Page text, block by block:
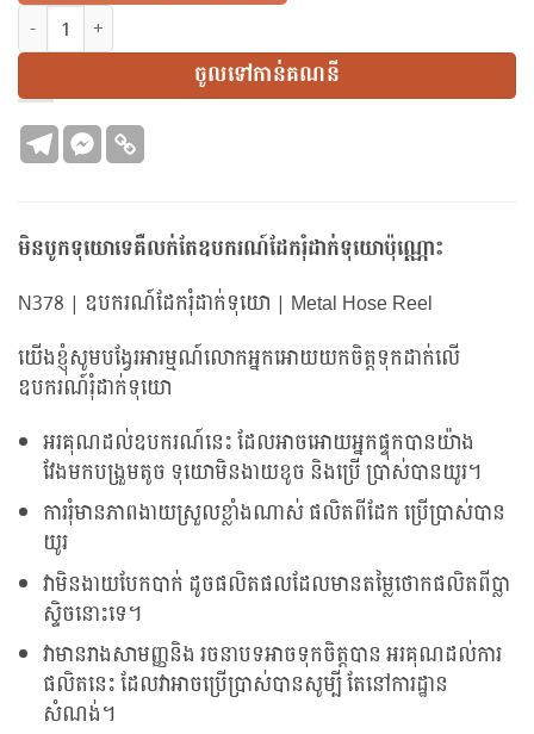
N378 | ឧបករណ៍រុំដាក់ទុយោ | Metal Hose Reel quantity
ចូលទៅកាន់គណនី
មិនបូកទុយោទេគឺលក់តែឧបករណ៍ដែករុំដាក់ទុយោប៉ុណ្ណោះ
N378 | ឧបករណ៍ដែករុំដាក់ទុយោ | Metal Hose Reel
យើងខ្ញុំសូមបង្វែរអារម្មណ៍លោកអ្នកអោយយកចិត្តទុកដាក់លើ
ឧបករណ៍រុំដាក់ទុយោ
អរគុណដល់ឧបករណ៍នេះ ដែលអាចអោយអ្នកផ្ទុកបានយ៉ាង
វែងមកបង្រួមតូច ទុយោមិនងាយខូច និងប្រើ បា្រស់បានយូរ។
ការរុំមានភាពងាយស្រួលខ្លាំងណាស់ ផលិតពីដែក ប្រើប្រាស់បាន
យូរ
វាមិនងាយបែកបាក់ ដូចផលិតផលដែលមានតម្លៃថោកផលិតពីប្លា
ស្ទិចនោះទេ។
វាមានរាងសាមញ្ញនិង រចនាបទអាចទុកចិត្តបាន អរគុណដល់ការ
ផលិតនេះ ដែលវាអាចប្រើប្រាស់បានសូម្បី តែនៅការដ្ឋាន
សំណង់។